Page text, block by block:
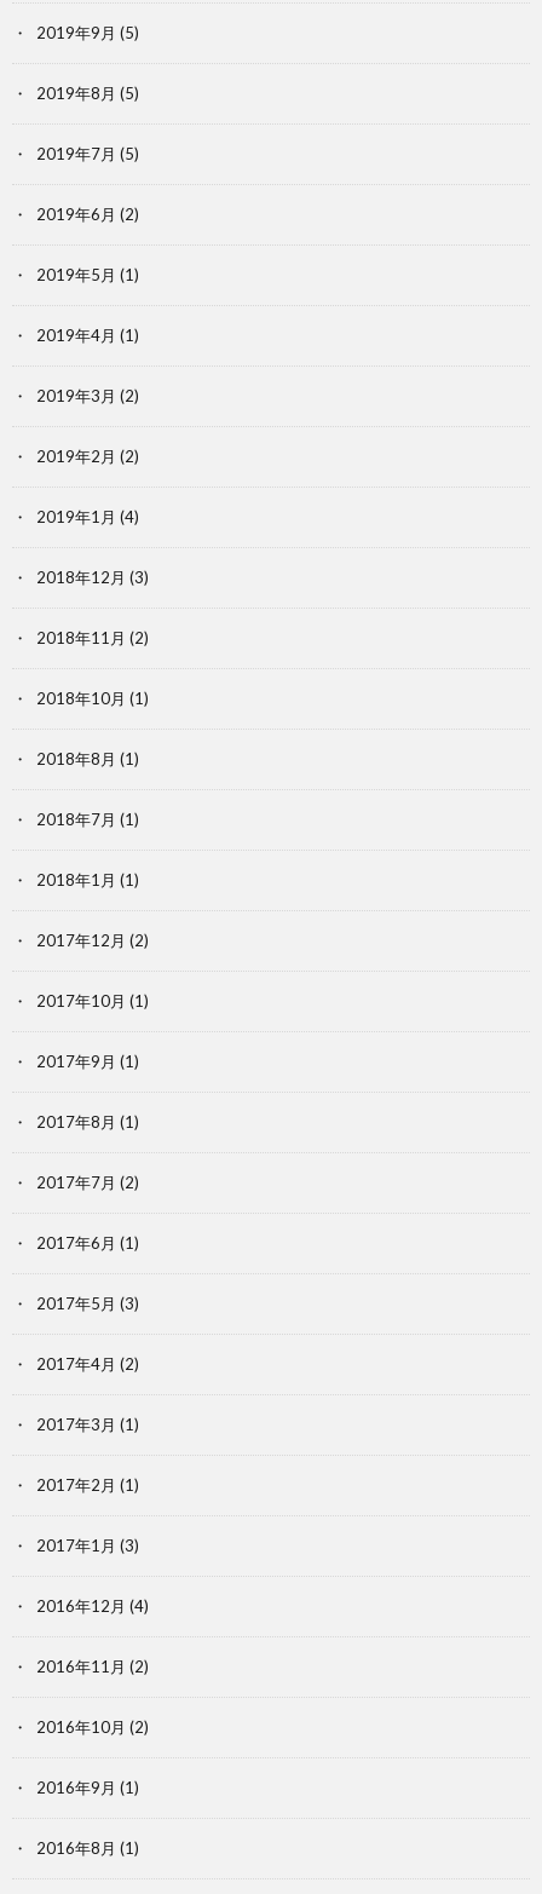
2019年9月 (5)
2019年8月 (5)
2019年7月 (5)
2019年6月 (2)
2019年5月 (1)
2019年4月 (1)
2019年3月 (2)
2019年2月 (2)
2019年1月 (4)
2018年12月 (3)
2018年11月 (2)
2018年10月 (1)
2018年8月 (1)
2018年7月 (1)
2018年1月 (1)
2017年12月 (2)
2017年10月 (1)
2017年9月 (1)
2017年8月 (1)
2017年7月 (2)
2017年6月 (1)
2017年5月 (3)
2017年4月 (2)
2017年3月 (1)
2017年2月 (1)
2017年1月 (3)
2016年12月 (4)
2016年11月 (2)
2016年10月 (2)
2016年9月 (1)
2016年8月 (1)